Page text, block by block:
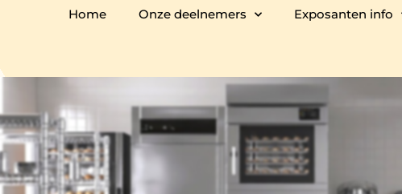
Home Onze deelnemers Exposanten info